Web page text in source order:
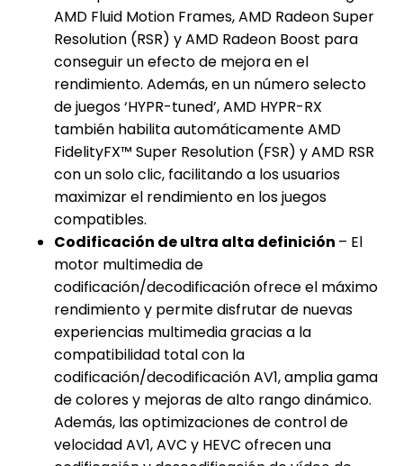
AMD Fluid Motion Frames, AMD Radeon Super
Resolution (RSR) y AMD Radeon Boost para
conseguir un efecto de mejora en el
rendimiento. Además, en un número selecto
de juegos ‘HYPR-tuned’, AMD HYPR-RX
también habilita automáticamente AMD
FidelityFX™ Super Resolution (FSR) y AMD RSR
con un solo clic, facilitando a los usuarios
maximizar el rendimiento en los juegos
compatibles.
Codificación de ultra alta definición – El
motor multimedia de
codificación/decodificación ofrece el máximo
rendimiento y permite disfrutar de nuevas
experiencias multimedia gracias a la
compatibilidad total con la
codificación/decodificación AV1, amplia gama
de colores y mejoras de alto rango dinámico.
Además, las optimizaciones de control de
velocidad AV1, AVC y HEVC ofrecen una